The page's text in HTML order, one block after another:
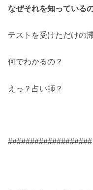
なぜそれを知っている
テストを受けただけの
何でわかるの？
えっ？占い師？
###################